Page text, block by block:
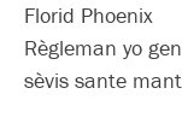
Florid Phoenix
Règleman yo
sèvis sante